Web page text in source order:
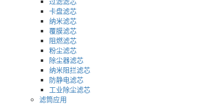
卡盘滤芯
纳米滤芯
覆膜滤芯
阻燃滤芯
粉尘滤芯
除尘器滤芯
纳米阻拦滤芯
防静电滤芯
工业除尘滤芯
滤筒应用